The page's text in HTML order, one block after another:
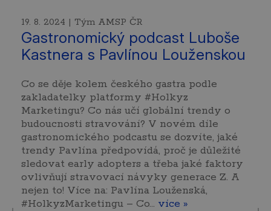
19. 8. 2024 | Tým AMSP ČR
Gastronomický podcast Luboše
Kastnera s Pavlínou Louženskou
Co se děje kolem českého gastra podle
zakladatelky platformy #Holkyz
Marketingu? Co nás učí globální trendy o
budoucnosti stravování? V novém díle
gastronomického podcastu se dozvíte, jaké
trendy Pavlína předpovídá, proč je důležité
sledovat early adopters a třeba jaké faktory
ovlivňují stravovací návyky generace Z. A
nejen to! Více na: Pavlína Louženská,
#HolkyzMarketingu – Co… více »